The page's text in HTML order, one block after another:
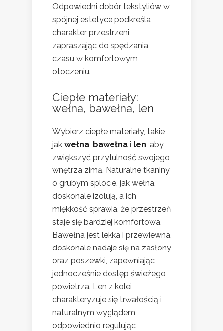
Odpowiedni dobór tekstyliów w
spójnej estetyce podkreśla
charakter przestrzeni,
zapraszając do spędzania
czasu w komfortowym
otoczeniu.
Ciepłe materiały:
wełna, bawełna, len
Wybierz ciepłe materiały, takie
jak wełna, bawełna i len, aby
zwiększyć przytulność swojego
wnętrza zimą. Naturalne tkaniny
o grubym splocie, jak wełna,
doskonale izolują, a ich
miękkość sprawia, że przestrzeń
staje się bardziej komfortowa.
Bawełna jest lekka i przewiewna,
doskonale nadaje się na zasłony
oraz poszewki, zapewniając
jednocześnie dostęp świeżego
powietrza. Len z kolei
charakteryzuje się trwałością i
naturalnym wyglądem,
odpowiednio regulując